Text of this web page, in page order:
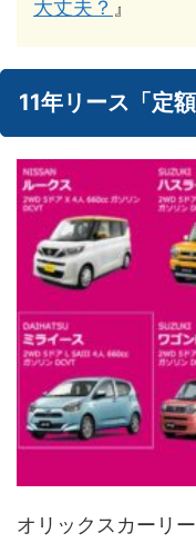
大丈夫？ 』
11年リース「定
オリックスカーリ